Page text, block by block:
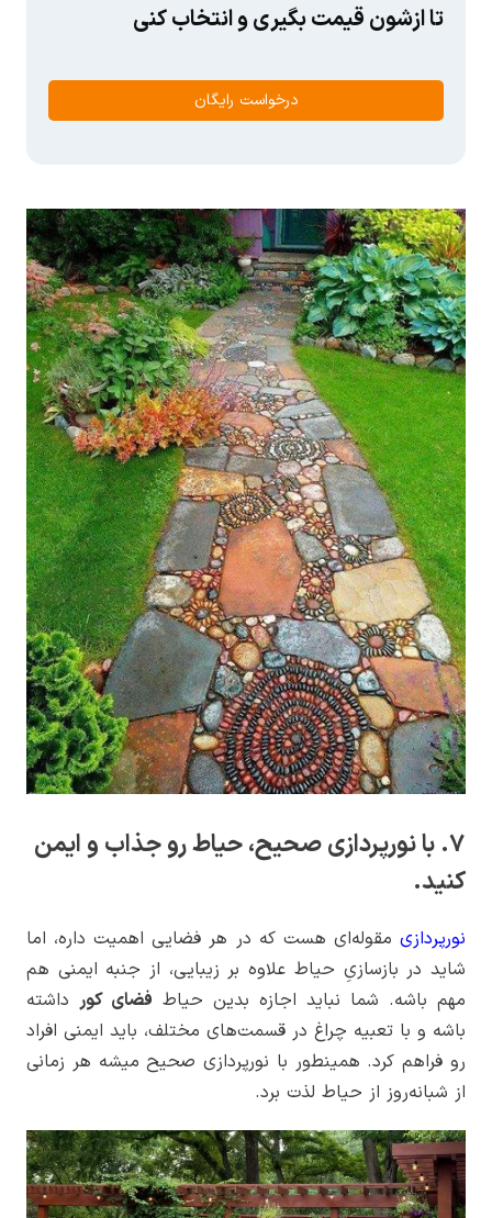
تا ازشون قیمت بگیری و انتخاب کنی
درخواست رایگان
7. با نورپردازی صحیح، حیاط رو جذاب و ایمن
کنید.
نورپردازی مقوله‌ای هست که در هر فضایی اهمیت داره، اما
شاید در بازسازیِ حیاط علاوه بر زیبایی، از جنبه ایمنی هم
مهم باشه. شما نباید اجازه بدین حیاط فضای کور داشته
باشه و با تعبیه چراغ در قسمت‌های مختلف، باید ایمنی افراد
رو فراهم کرد. همینطور با نورپردازی صحیح میشه هر زمانی
از شبانه‌روز از حیاط لذت برد.